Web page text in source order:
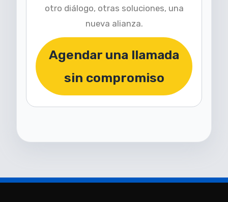
otro diálogo, otras soluciones, una
nueva alianza.
Agendar una llamada
sin compromiso